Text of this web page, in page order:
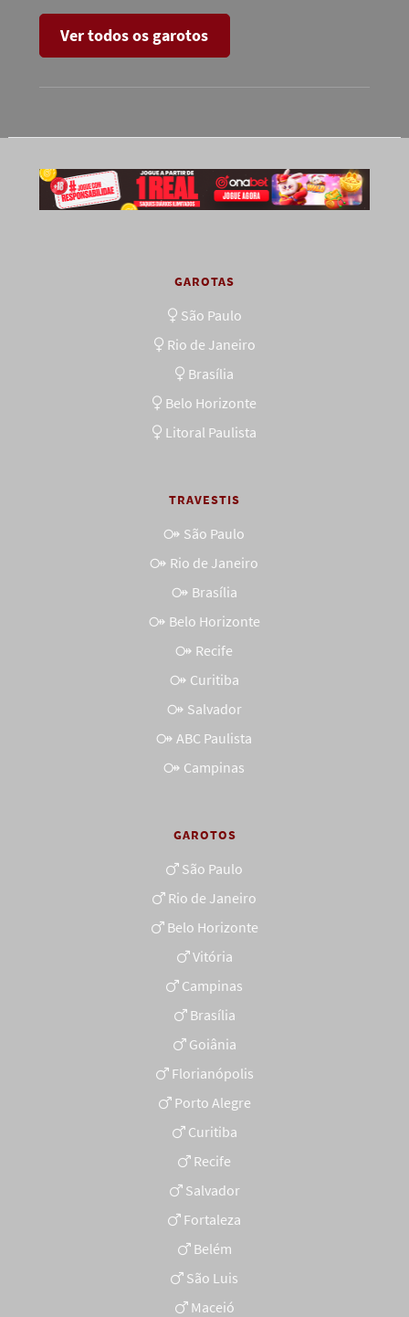
Ver todos os garotos
GAROTAS
São Paulo
Rio de Janeiro
Brasília
Belo Horizonte
Litoral Paulista
TRAVESTIS
São Paulo
Rio de Janeiro
Brasília
Belo Horizonte
Recife
Curitiba
Salvador
ABC Paulista
Campinas
GAROTOS
São Paulo
Rio de Janeiro
Belo Horizonte
Vitória
Campinas
Brasília
Goiânia
Florianópolis
Porto Alegre
Curitiba
Recife
Salvador
Fortaleza
Belém
São Luis
Maceió